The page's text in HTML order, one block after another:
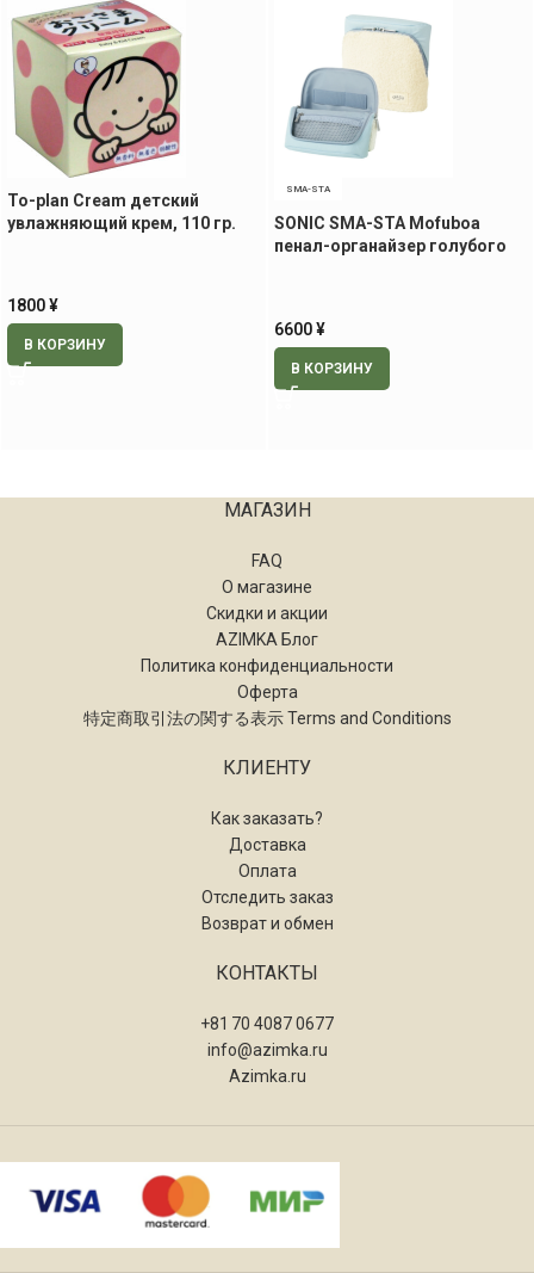
To-plan Cream детский
увлажняющий крем, 110 гр.
1800¥
В КОРЗИНУ
SMA-STA
SONIC SMA-STA Mofuboa
пенал-органайзер голубого
6600¥
В КОРЗИНУ
МАГАЗИН
FAQ
О магазине
Скидки и акции
AZIMKA Блог
Политика конфиденциальности
Оферта
特定商取引法の関する表示 Terms and Conditions
КЛИЕНТУ
Как заказать?
Доставка
Оплата
Отследить заказ
Возврат и обмен
КОНТАКТЫ
+81 70 4087 0677
info@azimka.ru
Azimka.ru